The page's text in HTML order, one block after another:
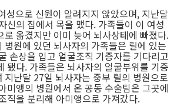
성으로 신원이 알려지지 않았으며, 지난달
신의 집에서 목을 맸다. 가족들이 이 여성
로 옮겼지만 이미 늦어 뇌사상태에 빠졌다.
병원에 있던 뇌사자의 가족들은 릴에 있는
손상을 입고 얼굴조직 기증자를 기다리고
됐다. 가족들은 뇌사자의 얼굴부위를 기증
지난달 27일 뇌사자는 중부 릴의 병원으로
미앵의 병원에서 온 공동 수술팀은 그곳에
직을 분리해 아미앵으로 가져갔다.